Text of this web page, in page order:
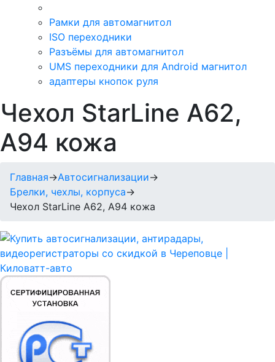
Рамки для автомагнитол
ISO переходники
Разъёмы для автомагнитол
UMS переходники для Android магнитол
адаптеры кнопок руля
Чехол StarLine A62,
A94 кожа
Главная→Автосигнализации→
Брелки, чехлы, корпуса→
Чехол StarLine A62, A94 кожа